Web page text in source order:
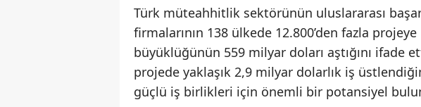
Türk müteahhitlik sektörünün uluslararası
firmalarının 138 ülkede 12.800’den fazla
büyüklüğünün 559 milyar doları aştığını ifade
projede yaklaşık 2,9 milyar dolarlık iş
güçlü iş birlikleri için önemli bir potansiyel